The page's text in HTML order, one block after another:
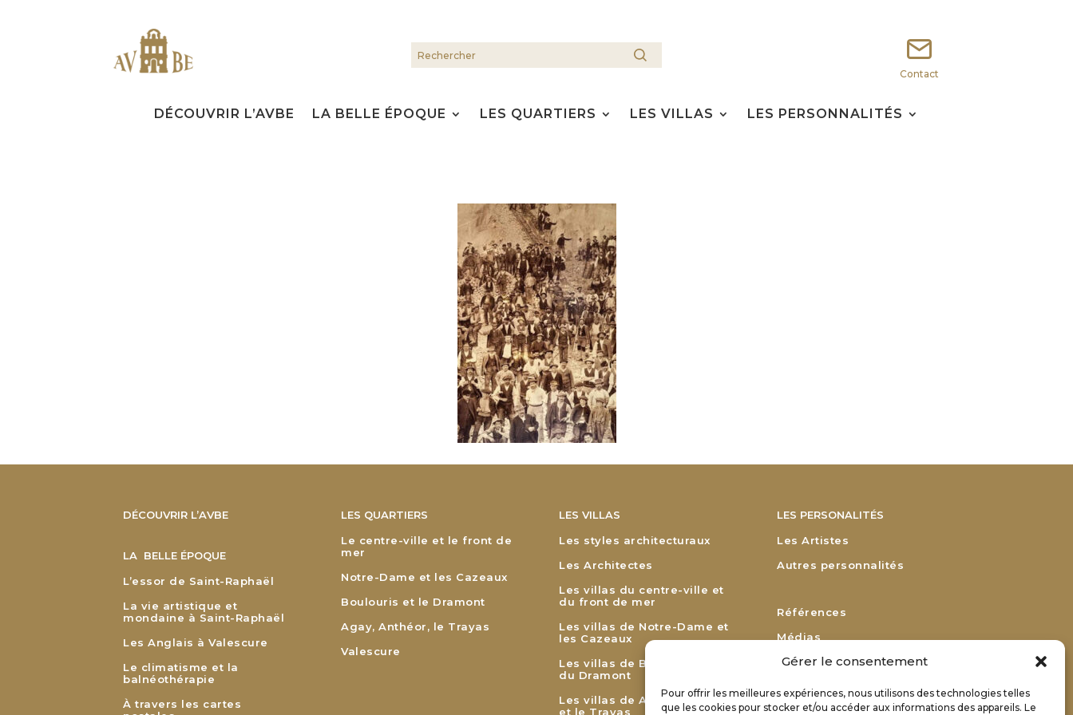
Gérer le consentement
Pour offrir les meilleures expériences, nous utilisons des technologies telles
que les cookies pour stocker et/ou accéder aux informations des appareils. Le
Contact
DÉCOUVRIR L’AVBE LA BELLE ÉPOQUE LES QUARTIERS LES VILLAS LES PERSONNALITÉS
DÉCOUVRIR L’AVBE
LA BELLE ÉPOQUE
L’essor de Saint-Raphaël
La vie artistique et
mondaine à Saint-Raphaël
Les Anglais à Valescure
Le climatisme et la
balnéothérapie
À travers les cartes
LES QUARTIERS
Le centre-ville et le front de
mer
Notre-Dame et les Cazeaux
Boulouris et le Dramont
Agay, Anthéor, le Trayas
Valescure
LES VILLAS
Les styles architecturaux
Les Architectes
Les villas du centre-ville et
du front de mer
Les villas de Notre-Dame et
les Cazeaux
Les villas de Boulouris et
du Dramont
Les villas de Agay, Anthéor
et le Trayas
LES PERSONALITÉS
Les Artistes
Autres personnalités
Références
Médias
Remerciements
Bulletin d’adhésion
Bulletin de renouvellement